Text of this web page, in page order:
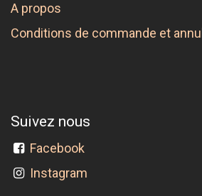
A propos
Conditions de commande et
Suivez nous
Facebook
Instagram